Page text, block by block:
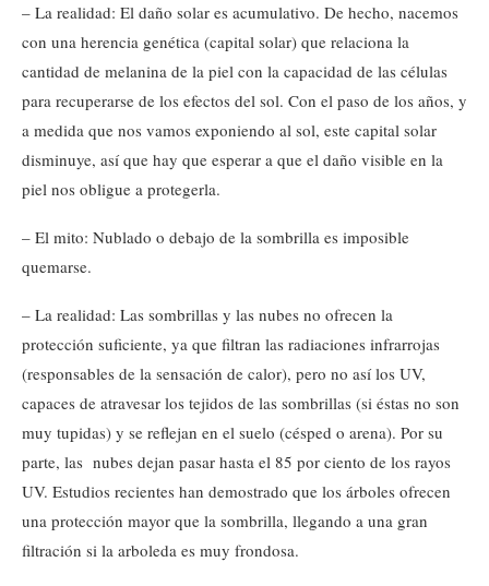
– La realidad: El daño solar es acumulativo. De hecho, nacemos
con una herencia genética (capital solar) que relaciona la
cantidad de melanina de la piel con la capacidad de las células
para recuperarse de los efectos del sol. Con el paso de los años, y
a medida que nos vamos exponiendo al sol, este capital solar
disminuye, así que hay que esperar a que el daño visible en la
piel nos obligue a protegerla.
– El mito: Nublado o debajo de la sombrilla es imposible
quemarse.
– La realidad: Las sombrillas y las nubes no ofrecen la
protección suficiente, ya que filtran las radiaciones infrarrojas
(responsables de la sensación de calor), pero no así los UV,
capaces de atravesar los tejidos de las sombrillas (si éstas no son
muy tupidas) y se reflejan en el suelo (césped o arena). Por su
parte, las nubes dejan pasar hasta el 85 por ciento de los rayos
UV. Estudios recientes han demostrado que los árboles ofrecen
una protección mayor que la sombrilla, llegando a una gran
filtración si la arboleda es muy frondosa.